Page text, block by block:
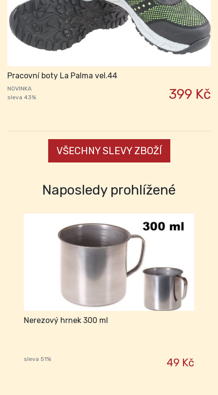
Pracovní boty La Palma vel.44
NOVINKA
sleva 43%
399 Kč
VŠECHNY SLEVY ZBOŽÍ
Naposledy prohlížené
Nerezový hrnek 300 ml
sleva 51% 49 Kč